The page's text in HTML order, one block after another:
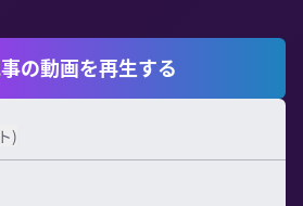
の動画を再生する
)